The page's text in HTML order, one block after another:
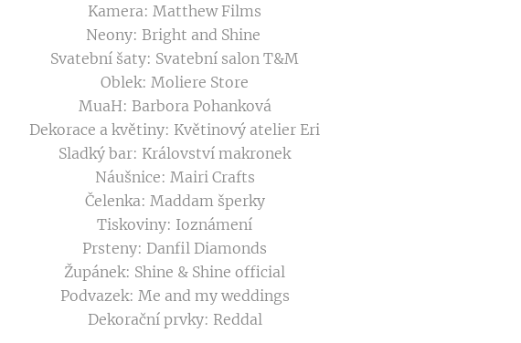
Kamera: Matthew Films
Neony: Bright and Shine
Svatební šaty: Svatební salon T&M
Oblek: Moliere Store
MuaH: Barbora Pohanková
Dekorace a květiny: Květinový atelier Eri
Sladký bar: Království makronek
Náušnice: Mairi Crafts
Čelenka: Maddam šperky
Tiskoviny: Ioznámení
Prsteny: Danfil Diamonds
Župánek: Shine & Shine official
Podvazek: Me and my weddings
Dekorační prvky: Reddal